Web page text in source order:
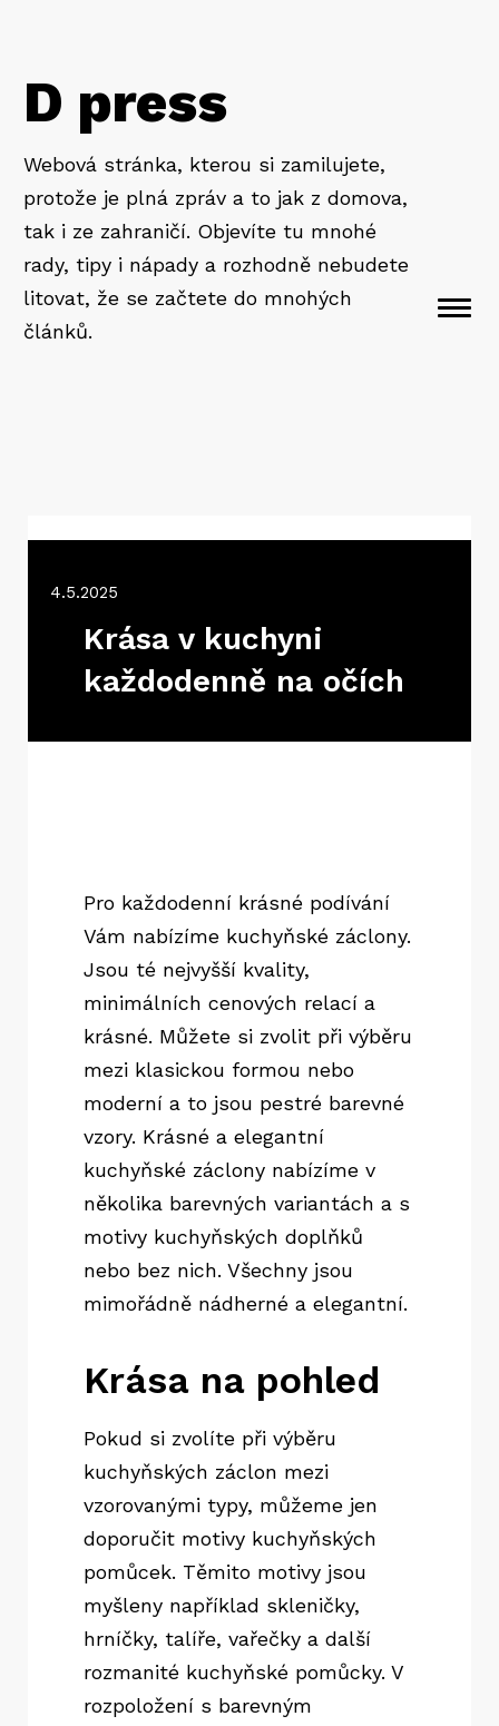
D press
Webová stránka, kterou si zamilujete,
protože je plná zpráv a to jak z domova,
tak i ze zahraničí. Objevíte tu mnohé
rady, tipy i nápady a rozhodně nebudete
litovat, že se začtete do mnohých
článků.
4.5.2025
Krása v kuchyni
každodenně na očích
Pro každodenní krásné podívání
Vám nabízíme kuchyňské záclony.
Jsou té nejvyšší kvality,
minimálních cenových relací a
krásné. Můžete si zvolit při výběru
mezi klasickou formou nebo
moderní a to jsou pestré barevné
vzory. Krásné a elegantní
kuchyňské záclony nabízíme v
několika barevných variantách a s
motivy kuchyňských doplňků
nebo bez nich. Všechny jsou
mimořádně nádherné a elegantní.
Krása na pohled
Pokud si zvolíte při výběru
kuchyňských záclon mezi
vzorovanými typy, můžeme jen
doporučit motivy kuchyňských
pomůcek. Těmito motivy jsou
myšleny například skleničky,
hrníčky, talíře, vařečky a další
rozmanité kuchyňské pomůcky. V
rozpoložení s barevným